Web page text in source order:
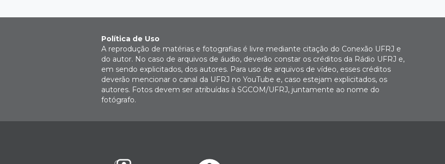
Política de Uso
A reprodução de matérias e fotografias é livre mediante citação do Conexão UFRJ e
do autor. No caso de arquivos de áudio, deverão constar os créditos da Rádio UFRJ e,
em sendo explicitados, dos autores. Para uso de arquivos de vídeo, esses créditos
deverão mencionar o canal da UFRJ no YouTube e, caso estejam explicitados, os
autores. Fotos devem ser atribuídas à SGCOM/UFRJ, juntamente ao nome do
fotógrafo.